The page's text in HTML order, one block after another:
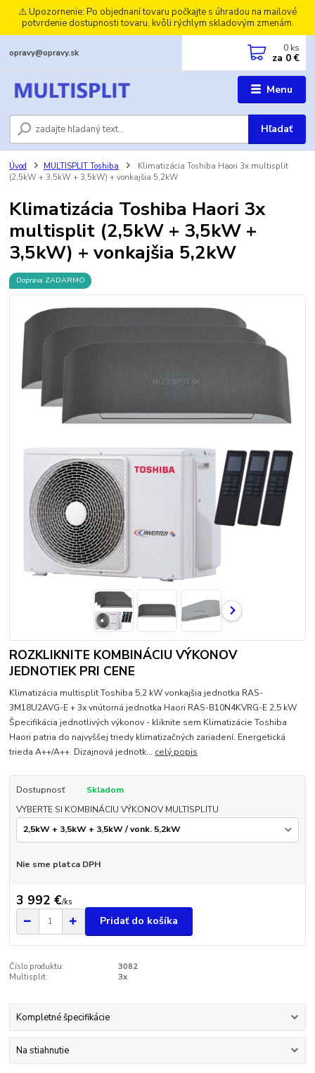
⚠️ Upozornenie: Po objednaní tovaru počkajte s úhradou na mailové
potvrdenie dostupnosti tovaru, kvôli rýchlym skladovým zmenám.
Menu
Hľadať
opravy@opravy.sk 0 ks
za 0 €
Úvod MULTISPLIT Toshiba
Klimatizácia Toshiba Haori 3x multisplit
(2,5kW + 3,5kW + 3,5kW) + vonkajšia 5,2kW
Klimatizácia Toshiba Haori 3x
multisplit (2,5kW + 3,5kW +
3,5kW) + vonkajšia 5,2kW
Doprava ZADARMO
ROZKLIKNITE KOMBINÁCIU VÝKONOV
JEDNOTIEK PRI CENE
Klimatizácia multisplit Toshiba 5,2 kW vonkajšia jednotka RAS-
3M18U2AVG-E + 3x vnútorná jednotka Haori RAS-B10N4KVRG-E 2,5 kW
Špecifikácia jednotlivých výkonov - kliknite sem Klimatizácie Toshiba
Haori patria do najvyššej triedy klimatizačných zariadení. Energetická
trieda A++/A++. Dizajnová jednotk... celý popis
Dostupnosť
Skladom
VYBERTE SI KOMBINÁCIU VÝKONOV MULTISPLITU
Nie sme platca DPH
3 992 €/ks
Pridať do košíka
Číslo produktu:
3082
Multisplit:
3x
Kompletné špecifikácie
Na stiahnutie